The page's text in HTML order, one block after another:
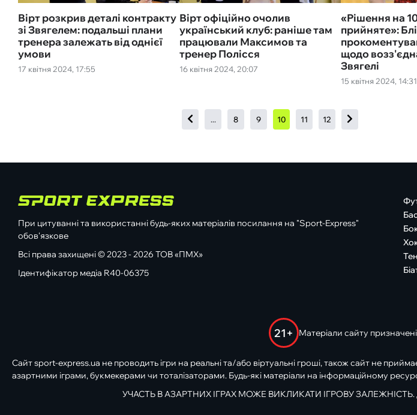
17 квітня 2024, 17:55
Вірт розкрив деталі контракту
зі Звягелем: подальші плани
тренера залежать від однієї
умови
16 квітня 2024, 20:07
Вірт офіційно очолив
український клуб: раніше там
працювали Максимов та
тренер Полісся
15 квітня 2024, 14:31
«Рішення на
прийняте»:
щодо
Звягелі
... 8 9 10 11 12
При цитуванні та використанні будь-яких матеріалів посилання на "Sport-Express"
обов'язкове
Всі права захищені © 2023 - 2026 ТОВ «ПМХ»
Ідентифікатор медіа R40-06375
21+ Матеріали сайту
Сайт sport-express.ua не проводить ігри на реальні та/або віртуальні гроші, також сайт не
азартними іграми, букмекерами чи тоталізаторами. Будь-які матеріали на інформаційному
УЧАСТЬ В АЗАРТНИХ ІГРАХ МОЖЕ ВИКЛИКАТИ ІГРОВУ